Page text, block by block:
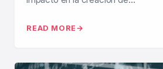
READ MORE